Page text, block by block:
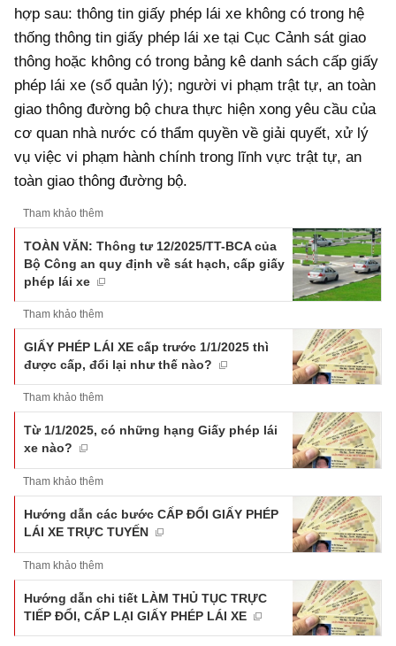
hợp sau: thông tin giấy phép lái xe không có trong hệ
thống thông tin giấy phép lái xe tại Cục Cảnh sát giao
thông hoặc không có trong bảng kê danh sách cấp giấy
phép lái xe (sổ quản lý); người vi phạm trật tự, an toàn
giao thông đường bộ chưa thực hiện xong yêu cầu của
cơ quan nhà nước có thẩm quyền về giải quyết, xử lý
vụ việc vi phạm hành chính trong lĩnh vực trật tự, an
toàn giao thông đường bộ.
Tham khảo thêm
TOÀN VĂN: Thông tư 12/2025/TT-BCA của
Bộ Công an quy định về sát hạch, cấp giấy
phép lái xe
Tham khảo thêm
GIẤY PHÉP LÁI XE cấp trước 1/1/2025 thì
được cấp, đổi lại như thế nào?
Tham khảo thêm
Từ 1/1/2025, có những hạng Giấy phép lái
xe nào?
Tham khảo thêm
Hướng dẫn các bước CẤP ĐỔI GIẤY PHÉP
LÁI XE TRỰC TUYẾN
Tham khảo thêm
Hướng dẫn chi tiết LÀM THỦ TỤC TRỰC
TIẾP ĐỔI, CẤP LẠI GIẤY PHÉP LÁI XE